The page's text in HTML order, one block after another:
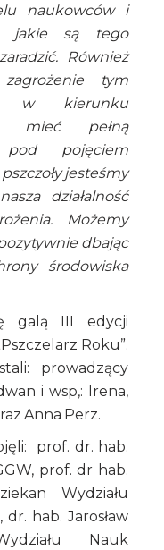
naukowców i
jakie są tego
Również
tym
w kierunku
mieć pełną
pojęciem
jesteśmy
działalność
Możemy
dbając
środowiska
galą III edycji
Roku”.
prowadzący
i wsp,: Irena,
Anna Perz.
prof. dr. hab.
prof. dr hab.
Wydziału
hab. Jarosław
Nauk